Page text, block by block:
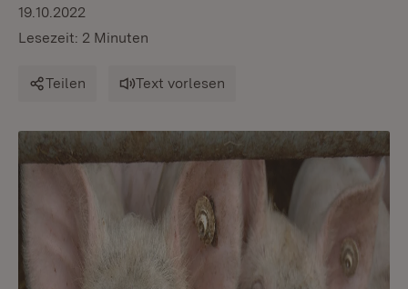
19.10.2022
Lesezeit: 2 Minuten
Teilen Text vorlesen